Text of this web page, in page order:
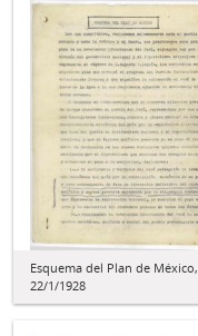
Esquema del Plan de México,
22/1/1928